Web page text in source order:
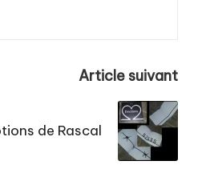
Article suivant
de Rascal